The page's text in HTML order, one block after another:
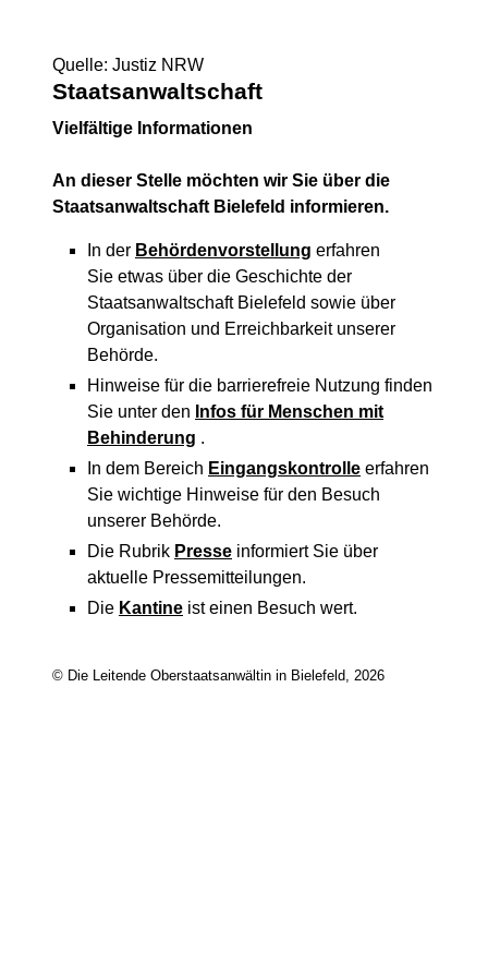
Quelle: Justiz NRW
Staatsanwaltschaft
Vielfältige Informationen
An dieser Stelle möchten wir Sie über die
Staatsanwaltschaft Bielefeld informieren.
In der Behördenvorstellung erfahren
Sie etwas über die Geschichte der
Staatsanwaltschaft Bielefeld sowie über
Organisation und Erreichbarkeit unserer
Behörde.
Hinweise für die barrierefreie Nutzung finden
Sie unter den Infos für Menschen mit
Behinderung .
In dem Bereich Eingangskontrolle erfahren
Sie wichtige Hinweise für den Besuch
unserer Behörde.
Die Rubrik Presse informiert Sie über
aktuelle Pressemitteilungen.
Die Kantine ist einen Besuch wert.
© Die Leitende Oberstaatsanwältin in Bielefeld, 2026